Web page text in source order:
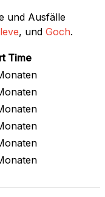
und Ausfälle
, und Goch.
Time